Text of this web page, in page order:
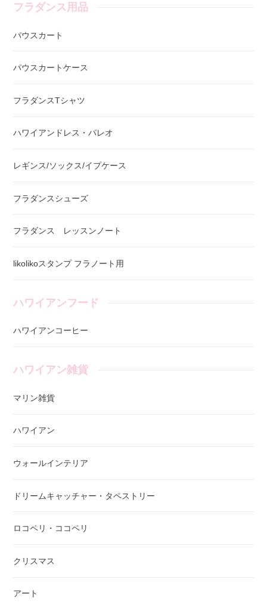
フラダンス用品
パウスカート
パウスカートケース
フラダンスTシャツ
ハワイアンドレス・パレオ
レギンス/ソックス/イプケース
フラダンスシューズ
フラダンス レッスンノート
likolikoスタンプ フラノート用
ハワイアンフード
ハワイアンコーヒー
ハワイアン雑貨
マリン雑貨
ハワイアン
ウォールインテリア
ドリームキャッチャー・タペストリー
ロコペリ・ココペリ
クリスマス
アート